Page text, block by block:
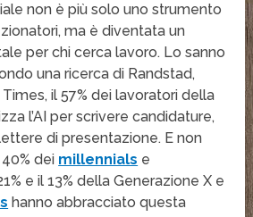
non è più solo uno strumento
ma è diventata un
per chi cerca lavoro. Lo sanno
una ricerca di Randstad,
il 57% dei lavoratori della
l’AI per scrivere candidature,
di presentazione. E non
dei millennials e
e il 13% della Generazione X e
hanno abbracciato questa